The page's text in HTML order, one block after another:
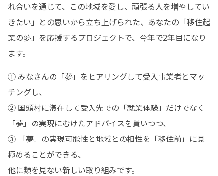
れ合いを通じて、この地域を愛し、頑張る人を増やしてい
きたい」との思いから立ち上げられた、あなたの「移住起
業の夢」を応援するプロジェクトで、今年で2年目になり
ます。
① みなさんの「夢」をヒアリングして受入事業者とマッ
チングし、
② 国頭村に滞在して受入先での「就業体験」だけでなく
「夢」の実現にむけたアドバイスを貰いつつ、
③ 「夢」の実現可能性と地域との相性を「移住前」に見
極めることができる、
他に類を見ない新しい取り組みです。